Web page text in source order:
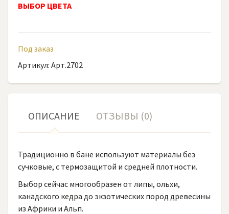
ВЫБОР ЦВЕТА
Под заказ
Артикул: Арт.2702
ОПИСАНИЕ ОТЗЫВЫ (0)
Традиционно в бане используют материалы без
сучковые, с термозащитой и средней плотности.
Выбор сейчас многообразен от липы, ольхи,
канадского кедра до экзотических пород древесины
из Африки и Альп.